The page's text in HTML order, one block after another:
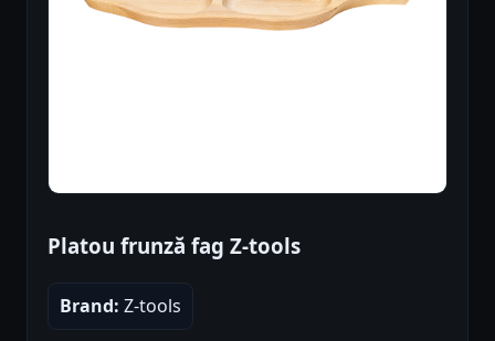
Platou frunză fag Z-tools
Brand: Z-tools